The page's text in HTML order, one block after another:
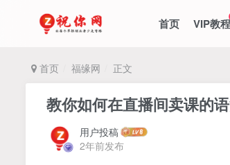
首页 VIP教程
首页 福缘网 正文
教你如何在直播间卖课的
用户投稿
2年前发布